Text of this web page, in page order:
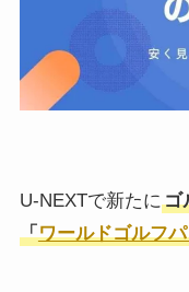
U-NEXTで新たにゴ
「ワールドゴルフ